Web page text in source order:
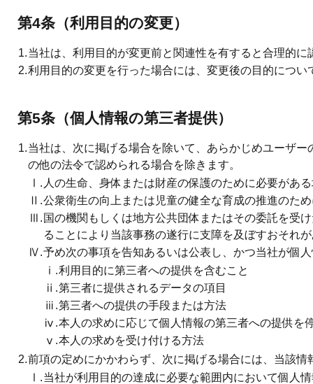
第4条（利用目的の変更）
1.当社は、利用目的が変更前と関連性を有すると合理的
2.利用目的の変更を行った場合には、変更後の目的につ
第5条（個人情報の第三者提供）
1.当社は、次に掲げる場合を除いて、あらかじめユーザ
の他の法令で認められる場合を除きます。
Ⅰ. 人の生命、身体または財産の保護のために必要があ
Ⅱ.公衆衛生の向上または児童の健全な育成の推進のた
Ⅲ. 国の機関もしくは地方公共団体またはその委託を受
ることにより当該事務の遂行に支障を及ぼすおそれ
Ⅳ.予め次の事項を告知あるいは公表し、かつ当社が個
ⅰ.利用目的に第三者への提供を含むこと
ⅱ.第三者に提供されるデータの項目
ⅲ.第三者への提供の手段または方法
ⅳ.本人の求めに応じて個人情報の第三者への提供を
ⅴ.本人の求めを受け付ける方法
2.前項の定めにかかわらず、次に掲げる場合には、当該
Ⅰ.当社が利用目的の達成に必要な範囲内において個人